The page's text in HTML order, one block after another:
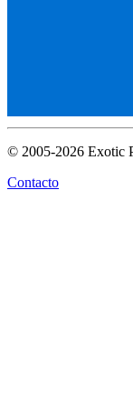
© 2005-2026 Exotic
Contacto